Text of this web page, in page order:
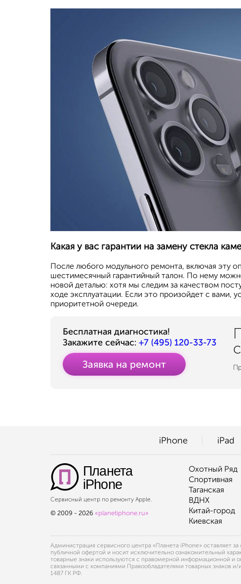
Какая у вас гарантии на замену стекла
После любого модульного ремонта, включая эту
шестимесячный гарантийный талон. По нему
новой деталью: хотя мы следим за качеством
ходе эксплуатации. Если это произойдет с вами,
приоритетной очереди.
Бесплатная диагностика!
Закажите сейчас: +7 (495) 120-33-73
Заявка на ремонт
iPhone iPad
Планета
iPhone
Сервисный центр по ремонту Apple.
© 2009 - 2026 «planetiphone.ru»
Охотный Ряд
Спортивная
Таганская
ВДНХ
Китай-город
Киевская
Администрация сервисного центра «Планета iPhone» оставляет
публичной офертой и носит исключительно ознакомительный
товарные знаки используются с правомерной информационной и
связанными с компаниями Правообладателями товарных знаков
1487 ГК РФ.